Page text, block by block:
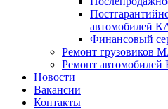
автомобилей
Финансовый
Ремонт грузовиков
Ремонт
Новости
Вакансии
Контакты